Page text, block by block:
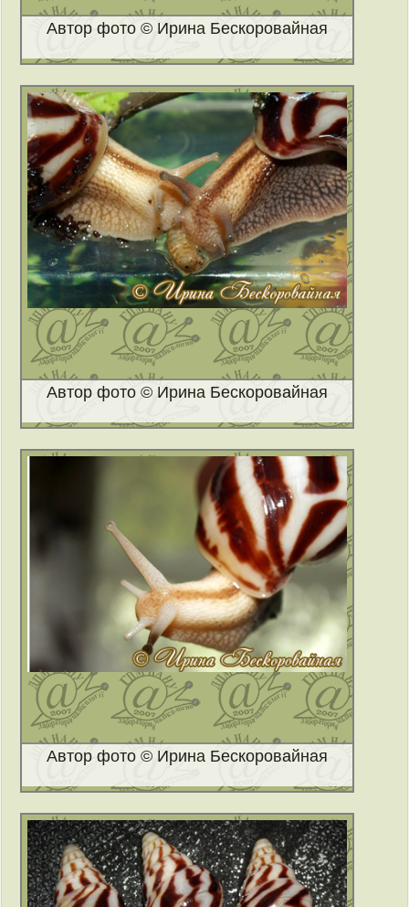
Автор фото © Ирина Бескоровайная
Автор фото © Ирина Бескоровайная
Автор фото © Ирина Бескоровайная